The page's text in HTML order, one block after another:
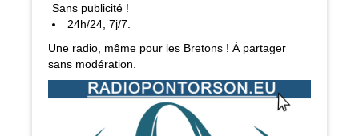
Sans publicité !
24h/24, 7j/7.
Une radio, même pour les Bretons ! À partager
sans modération.